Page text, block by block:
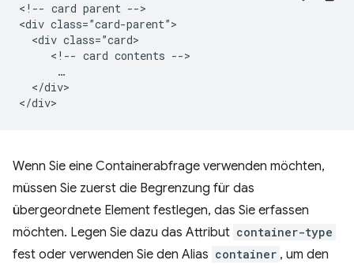
<!-- card parent -->
<div class=”card-parent”>
  <div class=”card>
     <!-- card contents -->
      …
  </div>
Wenn Sie eine Containerabfrage verwenden möchten,
müssen Sie zuerst die Begrenzung für das
übergeordnete Element festlegen, das Sie erfassen
möchten. Legen Sie dazu das Attribut container-type
fest oder verwenden Sie den Alias container , um den